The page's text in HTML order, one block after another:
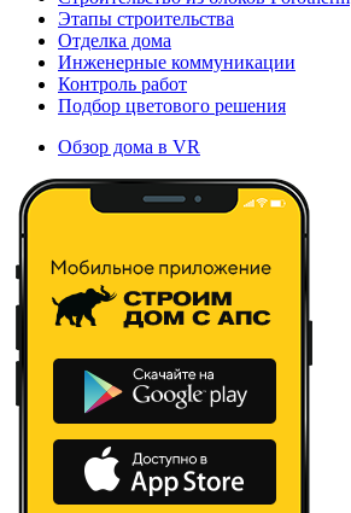
Этапы строительства
Отделка дома
Инженерные коммуникации
Контроль работ
Подбор цветового решения
Обзор дома в VR